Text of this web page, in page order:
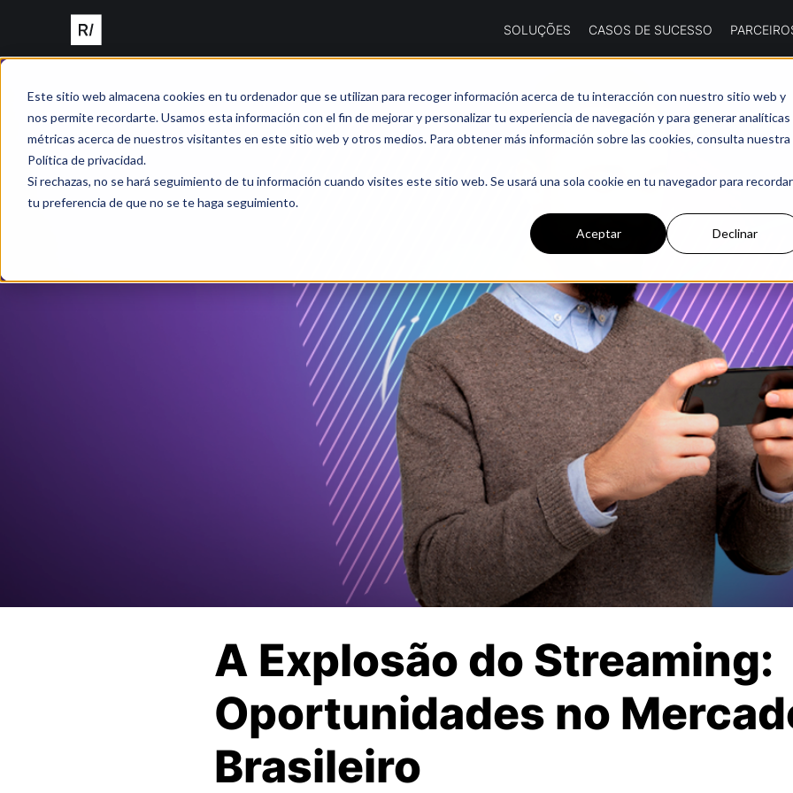
Este sitio web almacena cookies en tu ordenador que se utilizan para recoger información acerca de tu interacción con nuestro sitio web y
nos permite recordarte. Usamos esta información con el fin de mejorar y personalizar tu experiencia de navegación y para generar analíticas
métricas acerca de nuestros visitantes en este sitio web y otros medios. Para obtener más información sobre las cookies, consulta nuestra
Política de privacidad.
Si rechazas, no se hará seguimiento de tu información cuando visites este sitio web. Se usará una sola cookie en tu navegador para recordar
tu preferencia de que no se te haga seguimiento.
Aceptar Declinar
SOLUÇÕES CASOS DE SUCESSO
A Explosão do Streaming:
Oportunidades no
Brasileiro